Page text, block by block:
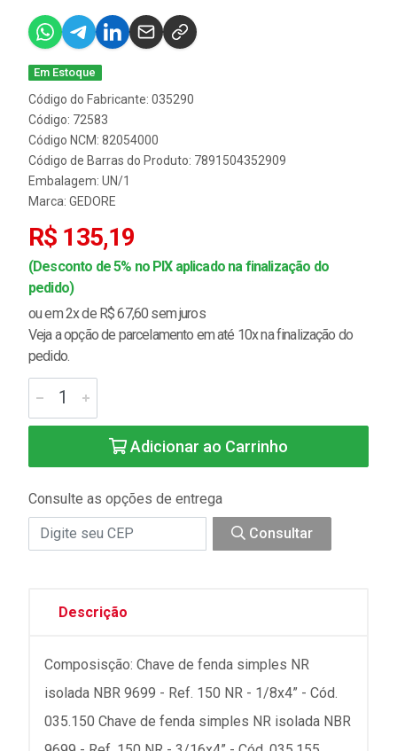
Em Estoque
Código do Fabricante: 035290
Código: 72583
Código NCM: 82054000
Código de Barras do Produto: 7891504352909
Embalagem: UN/1
Marca: GEDORE
R$ 135,19
(Desconto de 5% no PIX aplicado na finalização do
pedido)
ou em 2x de R$ 67,60 sem juros
Veja a opção de parcelamento em até 10x na finalização do
pedido.
Adicionar ao Carrinho
Consulte as opções de entrega
Consultar
Descrição
Composisção: Chave de fenda simples NR
isolada NBR 9699 - Ref. 150 NR - 1/8x4” - Cód.
035.150 Chave de fenda simples NR isolada NBR